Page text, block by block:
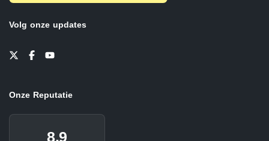
Volg onze updates
Onze Reputatie
8.9